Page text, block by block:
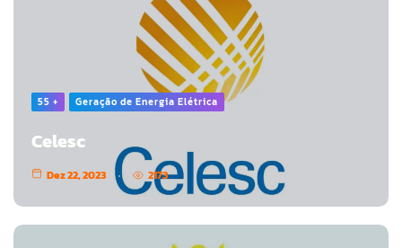
55 + Geração de Energia Elétrica
Celesc
Dez 22, 2023 2173